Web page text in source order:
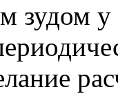
зудом